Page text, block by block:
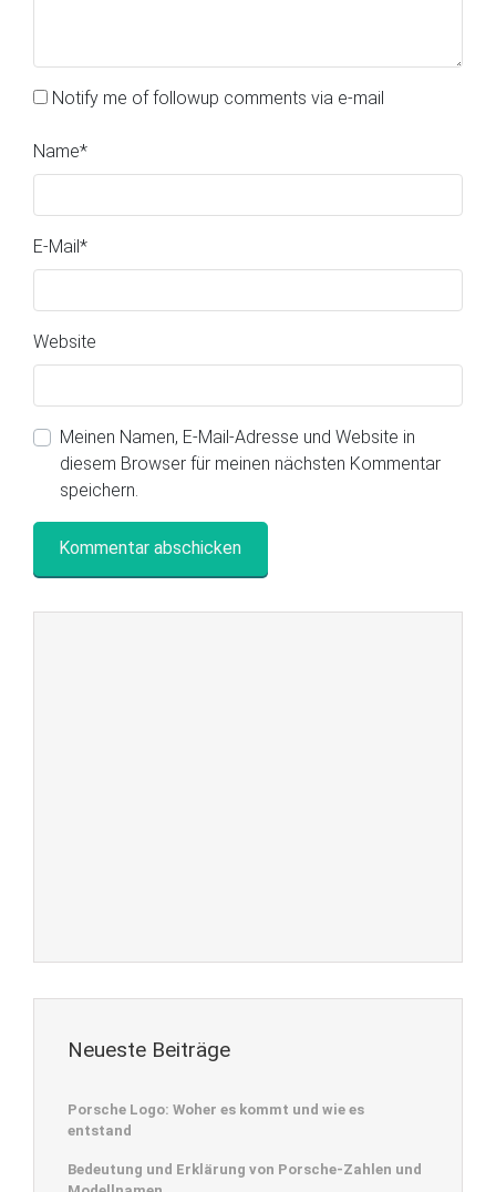
Notify me of followup comments via e-mail
Name*
E-Mail *
Website
Meinen Namen, E-Mail-Adresse und Website in
diesem Browser für meinen nächsten Kommentar
speichern.
Neueste Beiträge
Porsche Logo: Woher es kommt und wie es
entstand
Bedeutung und Erklärung von Porsche-Zahlen und